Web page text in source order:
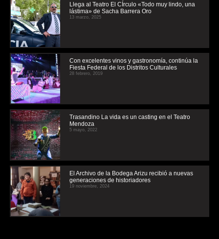
Llega al Teatro El CÍrculo «Todo muy lindo, una
lástima» de Sacha Barrera Oro
13 marzo, 2025
Con excelentes vinos y gastronomía, continúa la
Fiesta Federal de los Distritos Culturales
28 febrero, 2019
Trasandino La vida es un casting en el Teatro
Mendoza
5 mayo, 2022
El Archivo de la Bodega Arizu recibió a nuevas
generaciones de historiadores
19 noviembre, 2024